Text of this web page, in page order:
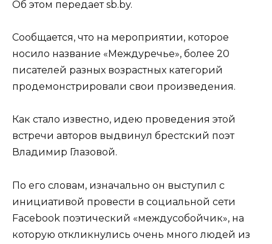
Об этом передает sb.by.
Сообщается, что на мероприятии, которое
носило название «Междуречье», более 20
писателей разных возрастных категорий
продемонстрировали свои произведения.
Как стало известно, идею проведения этой
встречи авторов выдвинул брестский поэт
Владимир Глазовой.
По его словам, изначально он выступил с
инициативой провести в социальной сети
Face­book поэтический «междусобойчик», на
которую откликнулись очень много людей из